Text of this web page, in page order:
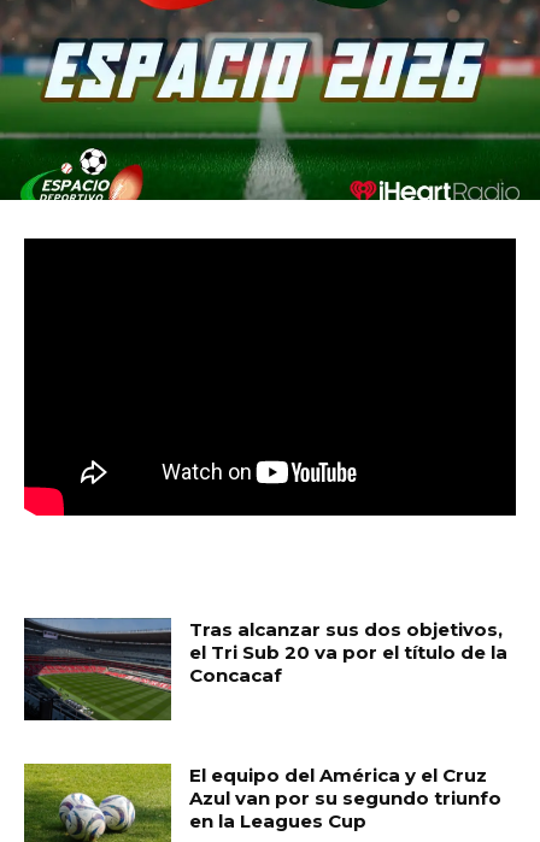
Tras alcanzar sus dos objetivos,
el Tri Sub 20 va por el título de la
Concacaf
El equipo del América y el Cruz
Azul van por su segundo triunfo
en la Leagues Cup